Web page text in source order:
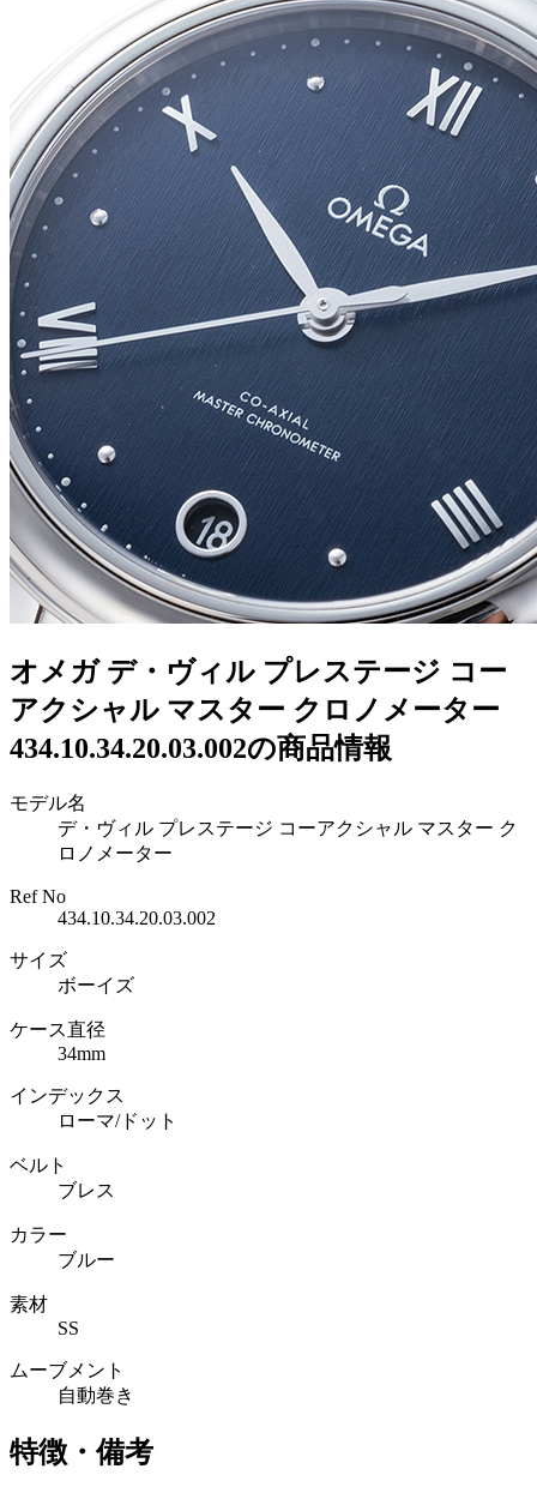
オメガ デ・ヴィル プレステージ コー
アクシャル マスター クロノメーター
434.10.34.20.03.002の商品情報
モデル名
デ・ヴィル プレステージ コーアクシャル マスター ク
ロノメーター
Ref No
434.10.34.20.03.002
サイズ
ボーイズ
ケース直径
34mm
インデックス
ローマ/ドット
ベルト
ブレス
カラー
ブルー
素材
SS
ムーブメント
自動巻き
特徴・備考